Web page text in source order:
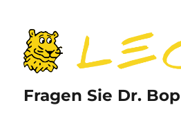
Fragen Sie Dr.